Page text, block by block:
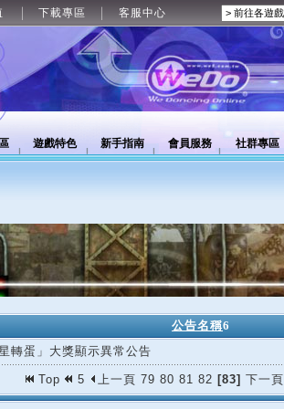
下載專區 客服中心
遊戲特色 新手指南 會員服務 社群專區
公告名稱6
轉蛋」大獎顯示異常公告
Top 5 上一頁 79 80 81 82 [83] 下一頁